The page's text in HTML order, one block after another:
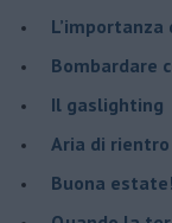
​Bombardare
Il gaslighting
Aria di rientro
Buona estate!